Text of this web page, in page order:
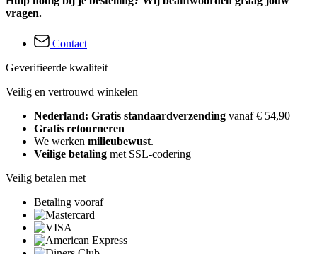
vragen.
Contact
Geverifieerde kwaliteit
Veilig en vertrouwd winkelen
Nederland: Gratis standaardverzending vanaf € 54,90
Gratis retourneren
We werken milieubewust.
Veilige betaling met SSL-codering
Veilig betalen met
Betaling vooraf